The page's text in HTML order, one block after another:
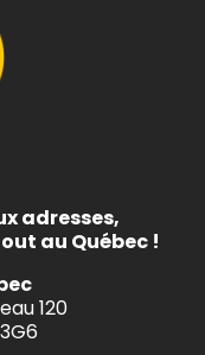
adresses,
au Québec !
120